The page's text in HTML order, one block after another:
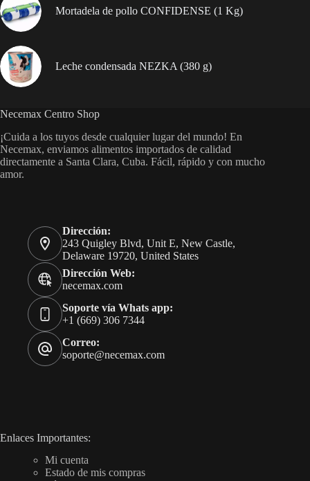
Mortadela de pollo CONFIDENSE (1 Kg)
Leche condensada NEZKA (380 g)
Necemax Centro Shop
¡Cuida a los tuyos desde cualquier lugar del mundo! En
Necemax, enviamos alimentos importados de calidad
directamente a Santa Clara, Cuba. Fácil, rápido y con mucho
amor.
Dirección:
243 Quigley Blvd, Unit E, New Castle,
Delaware 19720, United States
Dirección Web:
necemax.com
Soporte vía Whats app:
+1 (669) 306 7344
Correo:
soporte@necemax.com
Enlaces Importantes:
Mi cuenta
Estado de mis compras